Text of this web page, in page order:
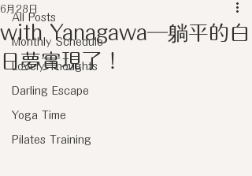
All Posts
Monthly Schedule
Lovely Thoughts
Darling Escape
Yoga Time
Pilates Training
with Yanagawa─躺平的白
日夢實現了！
6月28日